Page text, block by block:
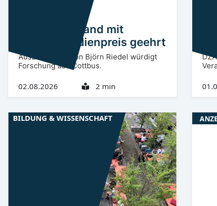
BTU-Doktorand mit
Physik-Studienpreis geehrt
Auszeichnung von Björn Riedel würdigt
Forschung aus Cottbus.
02.08.2026 2 min
BILDUNG & WISSENSCHAFT